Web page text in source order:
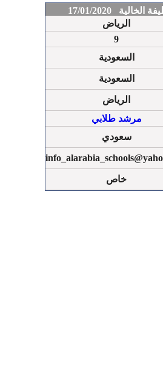
17/01/2020
الرياض
9
السعودية
السعودية
الرياض
مرشد طلابي
سعودي
خاص